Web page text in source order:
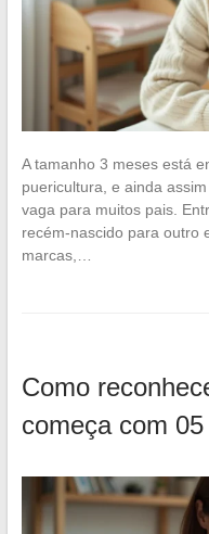
A tamanho 3 meses está
puericultura, e ainda
vaga para muitos pais.
recém-nascido para outro
marcas,…
Como
começa com